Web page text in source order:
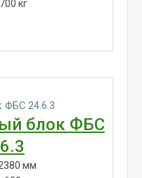
кг
блок ФБС
мм